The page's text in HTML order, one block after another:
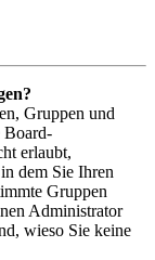
Gruppen und
Board-
erlaubt,
dem Sie Ihren
Gruppen
Administrator
wieso Sie keine